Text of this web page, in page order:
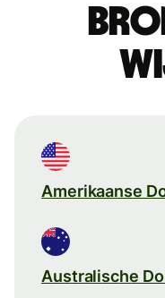
Amerikaanse
Australische